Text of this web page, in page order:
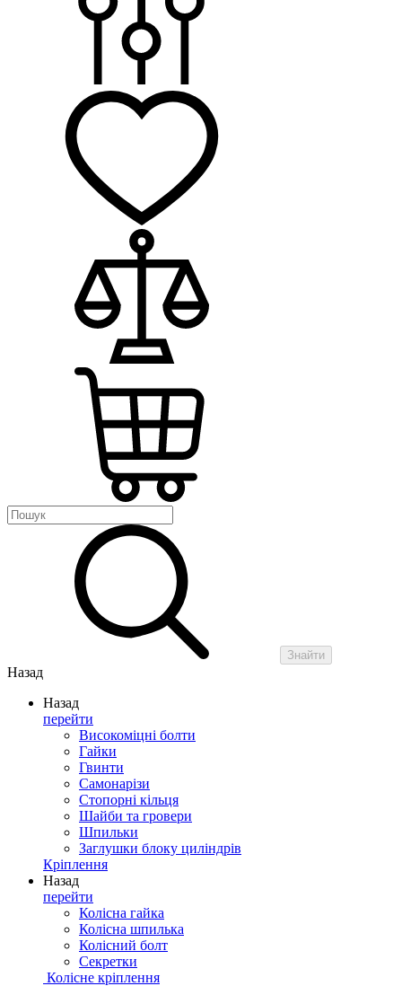
Знайти
Назад
Назад
перейти
Високоміцні болти
Гайки
Гвинти
Самонарізи
Стопорні кільця
Шайби та гровери
Шпильки
Заглушки блоку циліндрів
Кріплення
Назад
перейти
Колісна гайка
Колісна шпилька
Колісний болт
Секретки
Колісне кріплення